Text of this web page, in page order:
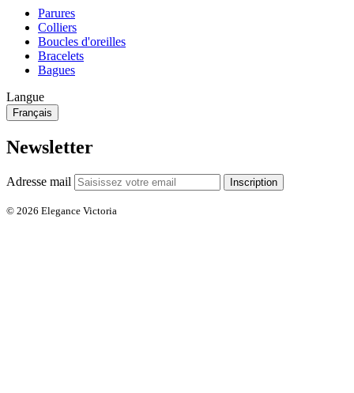
Parures
Colliers
Boucles d'oreilles
Bracelets
Bagues
Langue
Français
Newsletter
Adresse mail Inscription
© 2026 Elegance Victoria